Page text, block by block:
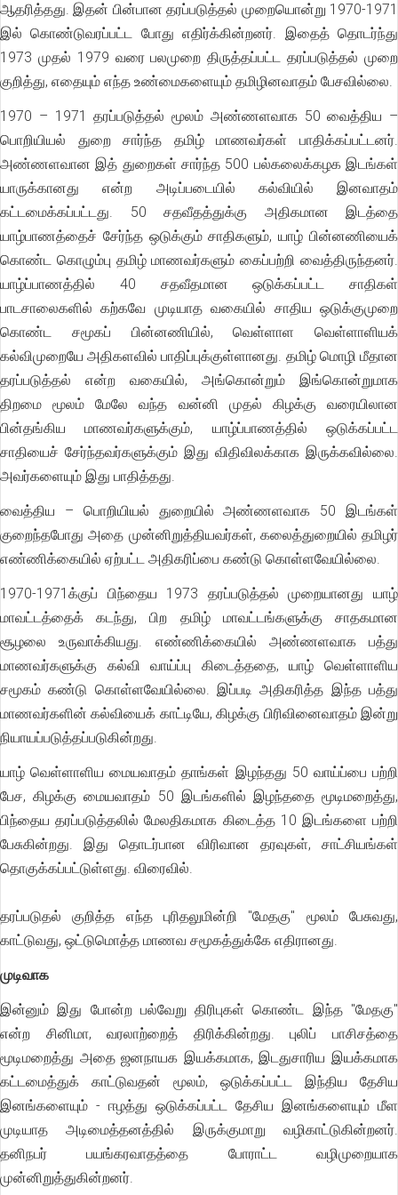
ஆதரித்தது. இதன் பின்பான தரப்படுத்தல் முறையொன்று 1970-1971
இல் கொண்டுவரப்பட்ட போது எதிர்க்கின்றனர். இதைத் தொடர்ந்து
1973 முதல் 1979 வரை பலமுறை திருத்தப்பட்ட தரப்படுத்தல் முறை
குறித்து, எதையும் எந்த உண்மைகளையும் தமிழினவாதம் பேசவில்லை.
1970 – 1971 தரப்படுத்தல் மூலம் அண்ணளவாக 50 வைத்திய –
பொறியியல் துறை சார்ந்த தமிழ் மாணவர்கள் பாதிக்கப்பட்டனர்.
அண்ணளவான இத் துறைகள் சார்ந்த 500 பல்கலைக்கழக இடங்கள்
யாருக்கானது என்ற அடிப்படையில் கல்வியில் இனவாதம்
கட்டமைக்கப்பட்டது. 50 சதவீதத்துக்கு அதிகமான இடத்தை
யாழ்பாணத்தைச் சேர்ந்த ஒடுக்கும் சாதிகளும், யாழ் பின்னணியைக்
கொண்ட கொழும்பு தமிழ் மாணவர்களும் கைப்பற்றி வைத்திருந்தனர்.
யாழ்ப்பாணத்தில் 40 சதவீதமான ஒடுக்கப்பட்ட சாதிகள்
பாடசாலைகளில் கற்கவே முடியாத வகையில் சாதிய ஒடுக்குமுறை
கொண்ட சமூகப் பின்னணியில், வெள்ளாள வெள்ளாளியக்
கல்விமுறையே அதிகளவில் பாதிப்புக்குள்ளானது. தமிழ் மொழி மீதான
தரப்படுத்தல் என்ற வகையில், அங்கொன்றும் இங்கொன்றுமாக
திறமை மூலம் மேலே வந்த வன்னி முதல் கிழக்கு வரையிலான
பின்தங்கிய மாணவர்களுக்கும், யாழ்ப்பாணத்தில் ஒடுக்கப்பட்ட
சாதியைச் சேர்ந்தவர்களுக்கும் இது விதிவிலக்காக இருக்கவில்லை.
அவர்களையும் இது பாதித்தது.
வைத்திய – பொறியியல் துறையில் அண்ணளவாக 50 இடங்கள்
குறைந்தபோது அதை முன்னிறுத்தியவர்கள், கலைத்துறையில் தமிழர்
எண்ணிக்கையில் ஏற்பட்ட அதிகரிப்பை கண்டு கொள்ளவேயில்லை.
1970-1971க்குப் பிந்தைய 1973 தரப்படுத்தல் முறையானது யாழ்
மாவட்டத்தைக் கடந்து, பிற தமிழ் மாவட்டங்களுக்கு சாதகமான
சூழலை உருவாக்கியது. எண்ணிக்கையில் அண்ணளவாக பத்து
மாணவர்களுக்கு கல்வி வாய்ப்பு கிடைத்ததை, யாழ் வெள்ளாளிய
சமூகம் கண்டு கொள்ளவேயில்லை. இப்படி அதிகரித்த இந்த பத்து
மாணவர்களின் கல்வியைக் காட்டியே, கிழக்கு பிரிவினைவாதம் இன்று
நியாயப்படுத்தப்படுகின்றது.
யாழ் வெள்ளாளிய மையவாதம் தாங்கள் இழந்தது 50 வாய்ப்பை பற்றி
பேச, கிழக்கு மையவாதம் 50 இடங்களில் இழந்ததை மூடிமறைத்து,
பிந்தைய தரப்படுத்தலில் மேலதிகமாக கிடைத்த 10 இடங்களை பற்றி
பேசுகின்றது. இது தொடர்பான விரிவான தரவுகள், சாட்சியங்கள்
தொகுக்கப்பட்டுள்ளது. விரைவில்.
தரப்படுதல் குறித்த எந்த புரிதலுமின்றி "மேதகு" மூலம் பேசுவது,
காட்டுவது, ஒட்டுமொத்த மாணவ சமூகத்துக்கே எதிரானது.
முடிவாக
இன்னும் இது போன்ற பல்வேறு திரிபுகள் கொண்ட இந்த "மேதகு"
என்ற சினிமா, வரலாற்றைத் திரிக்கின்றது. புலிப் பாசிசத்தை
மூடிமறைத்து அதை ஜனநாயக இயக்கமாக, இடதுசாரிய இயக்கமாக
கட்டமைத்துக் காட்டுவதன் மூலம், ஒடுக்கப்பட்ட இந்திய தேசிய
இனங்களையும் - ஈழத்து ஒடுக்கப்பட்ட தேசிய இனங்களையும் மீள
முடியாத அடிமைத்தனத்தில் இருக்குமாறு வழிகாட்டுகின்றனர்.
தனிநபர் பயங்கரவாதத்தை போராட்ட வழிமுறையாக
முன்னிறுத்துகின்றனர்.